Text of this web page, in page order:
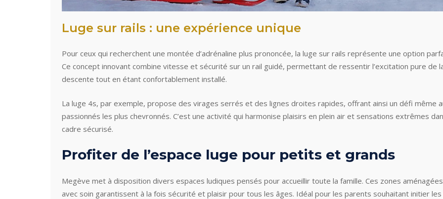
Luge sur rails : une expérience unique
Pour ceux qui recherchent une montée d’adrénaline plus prononcée, la luge sur rails représente une option
Ce concept innovant combine vitesse et sécurité sur un rail guidé, permettant de ressentir l’excitation pure de
descente tout en étant confortablement installé.
La luge 4s, par exemple, propose des virages serrés et des lignes droites rapides, offrant ainsi un défi même
passionnés les plus chevronnés. C’est une activité qui harmonise plaisirs en plein air et sensations extrêmes
cadre sécurisé.
Profiter de l’espace luge pour petits et grands
Megève met à disposition divers espaces ludiques pensés pour accueillir toute la famille. Ces zones aménagées
avec soin garantissent à la fois sécurité et plaisir pour tous les âges. Idéal pour les parents souhaitant initier les